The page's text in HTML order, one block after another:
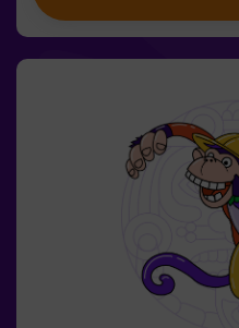
màgia! Us espera la misió
monitor (consulta'ns les
⚠️ 🧩 Nivell de dificultat: